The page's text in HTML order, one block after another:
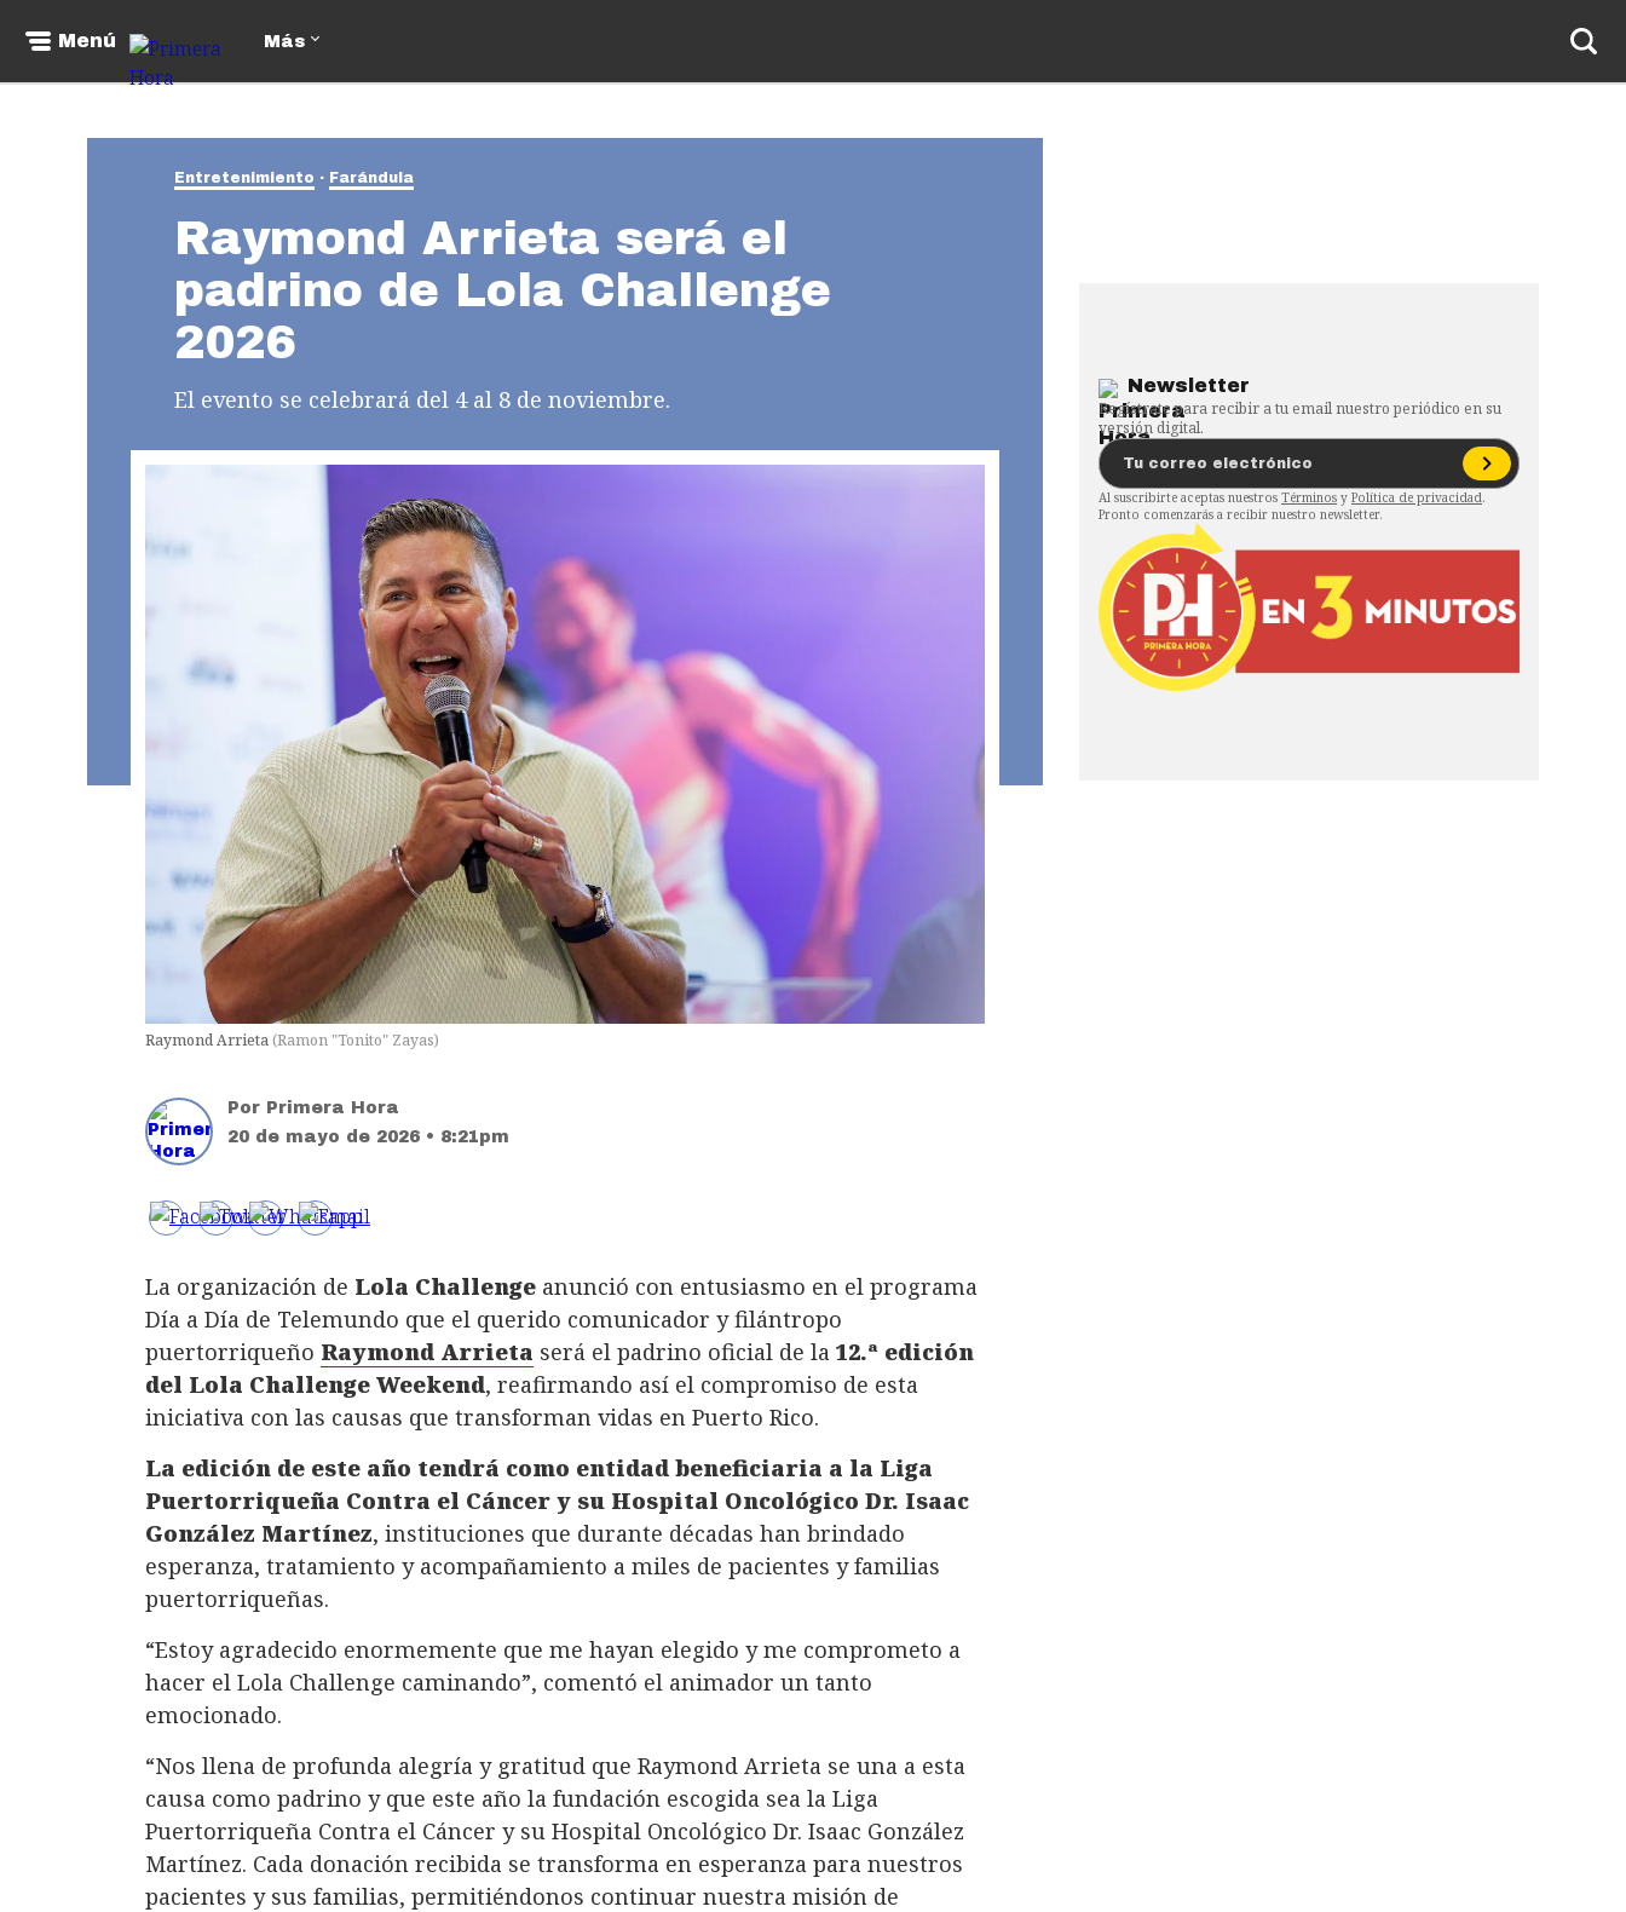
Menú Más
Entretenimiento Farándula
Raymond Arrieta será el
padrino de Lola Challenge
2026
El evento se celebrará del 4 al 8 de noviembre.
Raymond Arrieta(Ramon "Tonito" Zayas)
Por Primera Hora
20 de mayo de 2026 • 8:21pm
La organización de Lola Challenge anunció con entusiasmo en el programa
Día a Día de Telemundo que el querido comunicador y filántropo
puertorriqueño Raymond Arrieta será el padrino oficial de la 12.ª edición
del Lola Challenge Weekend, reafirmando así el compromiso de esta
iniciativa con las causas que transforman vidas en Puerto Rico.
La edición de este año tendrá como entidad beneficiaria a la Liga
Puertorriqueña Contra el Cáncer y su Hospital Oncológico Dr. Isaac
González Martínez, instituciones que durante décadas han brindado
esperanza, tratamiento y acompañamiento a miles de pacientes y familias
puertorriqueñas.
“Estoy agradecido enormemente que me hayan elegido y me comprometo a
hacer el Lola Challenge caminando”, comentó el animador un tanto
emocionado.
“Nos llena de profunda alegría y gratitud que Raymond Arrieta se una a esta
causa como padrino y que este año la fundación escogida sea la Liga
Puertorriqueña Contra el Cáncer y su Hospital Oncológico Dr. Isaac González
Martínez. Cada donación recibida se transforma en esperanza para nuestros
pacientes y sus familias, permitiéndonos continuar nuestra misión de
Newsletter
Regístrate para recibir a tu email nuestro periódico en su
versión digital.
Al suscribirte aceptas nuestros Términos y Política de privacidad.
Pronto comenzarás a recibir nuestro newsletter.